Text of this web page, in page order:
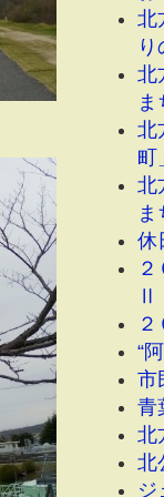
北
北
北
町
北
ま
休
Ⅱ
“
市
青
北
北
ジ